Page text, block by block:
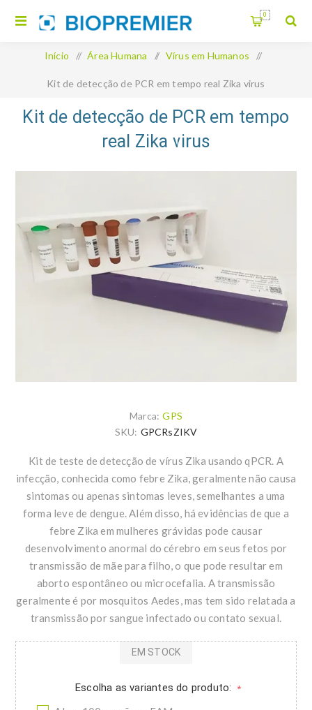
0
Início / Área Humana / Vírus em Humanos /
Kit de detecção de PCR em tempo real Zika virus
Kit de detecção de PCR em tempo
real Zika virus
Marca: GPS
SKU: GPCRsZIKV
Kit de teste de detecção de vírus Zika usando qPCR. A
infecção, conhecida como febre Zika, geralmente não causa
sintomas ou apenas sintomas leves, semelhantes a uma
forma leve de dengue. Além disso, há evidências de que a
febre Zika em mulheres grávidas pode causar
desenvolvimento anormal do cérebro em seus fetos por
transmissão de mãe para filho, o que pode resultar em
aborto espontâneo ou microcefalia. A transmissão
geralmente é por mosquitos Aedes, mas tem sido relatada a
transmissão por sangue infectado ou contato sexual.
Escolha as variantes do produto: *
EM STOCK